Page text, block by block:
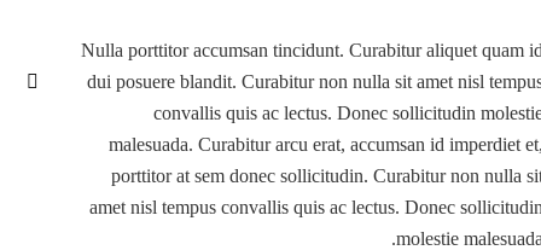
Nulla porttitor accumsan tincidunt. Curabitur aliquet quam id
dui posuere blandit. Curabitur non nulla sit amet nisl
convallis quis ac lectus. Donec sollicitudin
malesuada. Curabitur arcu erat, accumsan id imperdiet et,
porttitor at sem donec sollicitudin. Curabitur non nulla
amet nisl tempus convallis quis ac lectus. Donec sollicitudin
molestie malesuada.